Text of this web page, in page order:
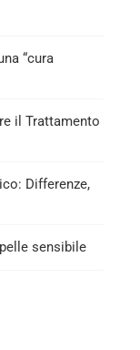
“cura
il Trattamento
Differenze,
sensibile